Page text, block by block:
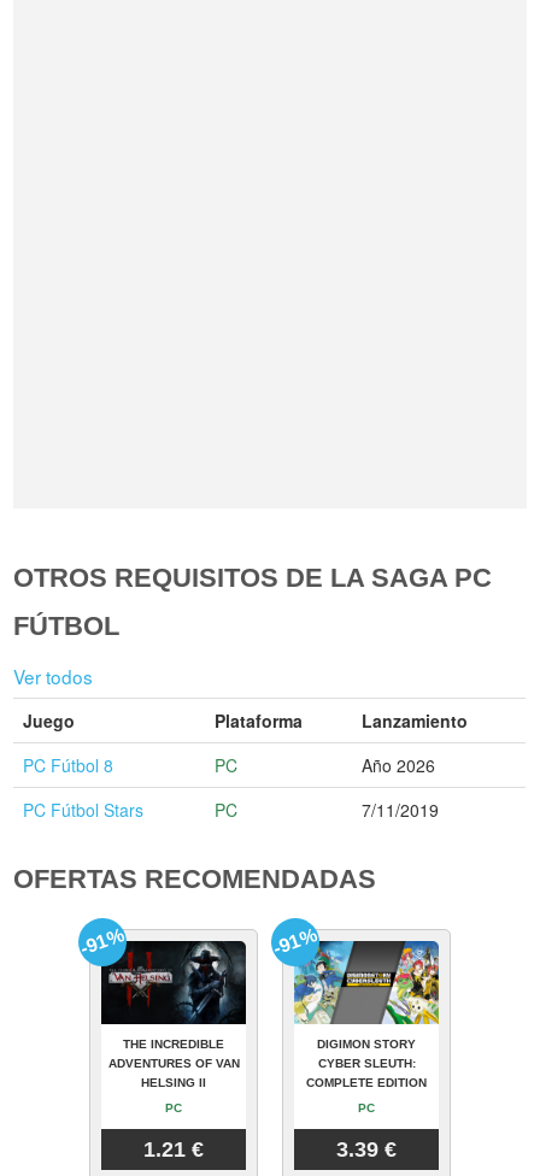
OTROS REQUISITOS DE LA SAGA PC
FÚTBOL
Ver todos
Juego Plataforma
Lanzamiento
PC Fútbol 8
PC
Año 2026
PC Fútbol Stars
PC 7/11/2019
OFERTAS RECOMENDADAS
THE INCREDIBLE
ADVENTURES OF VAN
HELSING II
PC
1.21 €
-91%
DIGIMON STORY
CYBER SLEUTH:
COMPLETE EDITION
PC
3.39 €
-91%